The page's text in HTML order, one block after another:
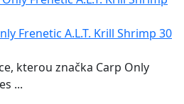
Frenetic A.L.T. Krill Shrimp 30
kterou značka Carp Only
...